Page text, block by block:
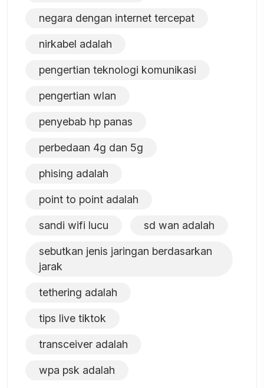
negara dengan internet tercepat
nirkabel adalah
pengertian teknologi komunikasi
pengertian wlan
penyebab hp panas
perbedaan 4g dan 5g
phising adalah
point to point adalah
sandi wifi lucu sd wan adalah
sebutkan jenis jaringan berdasarkan
jarak
tethering adalah
tips live tiktok
transceiver adalah
wpa psk adalah